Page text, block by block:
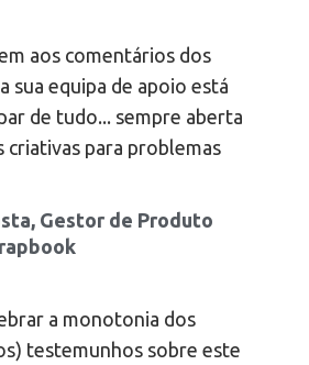
aos comentários dos
sua equipa de apoio está
de tudo... sempre aberta
criativas para problemas
Gestor de Produto
a monotonia dos
testemunhos sobre este